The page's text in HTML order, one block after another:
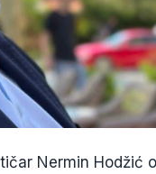
Nermin Hodžić